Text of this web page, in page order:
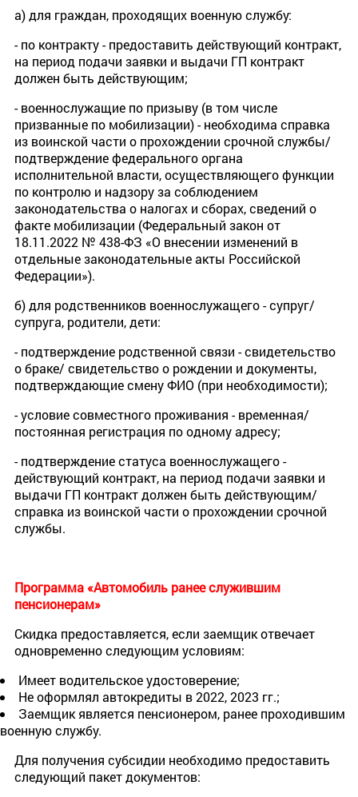
а) для граждан, проходящих военную службу:
- по контракту - предоставить действующий контракт,
на период подачи заявки и выдачи ГП контракт
должен быть действующим;
- военнослужащие по призыву (в том числе
призванные по мобилизации) - необходима справка
из воинской части о прохождении срочной службы/
подтверждение федерального органа
исполнительной власти, осуществляющего функции
по контролю и надзору за соблюдением
законодательства о налогах и сборах, сведений о
факте мобилизации (Федеральный закон от
18.11.2022 № 438-ФЗ «О внесении изменений в
отдельные законодательные акты Российской
Федерации»).
б) для родственников военнослужащего - супруг/
супруга, родители, дети:
- подтверждение родственной связи - свидетельство
о браке/ свидетельство о рождении и документы,
подтверждающие смену ФИО (при необходимости);
- условие совместного проживания - временная/
постоянная регистрация по одному адресу;
- подтверждение статуса военнослужащего -
действующий контракт, на период подачи заявки и
выдачи ГП контракт должен быть действующим/
справка из воинской части о прохождении срочной
службы.
Программа «Автомобиль ранее служившим
пенсионерам»
Скидка предоставляется, если заемщик отвечает
одновременно следующим условиям:
Имеет водительское удостоверение;
Не оформлял автокредиты в 2022, 2023 гг.;
Заемщик является пенсионером, ранее проходившим
военную службу.
Для получения субсидии необходимо предоставить
следующий пакет документов: